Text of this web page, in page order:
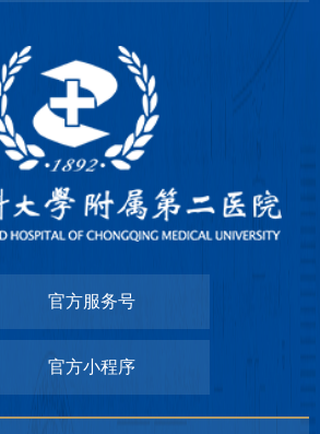
官方服务号
官方小程序